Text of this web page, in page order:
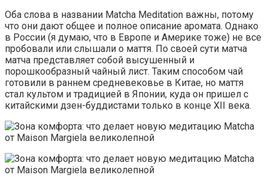
Оба слова в названии Matcha Meditation важны, потому
что они дают общее и полное описание аромата. Однако
в России (я думаю, что в Европе и Америке тоже) не все
пробовали или слышали о маття. По своей сути матча
матча представляет собой высушенный и
порошкообразный чайный лист. Таким способом чай
готовили в раннем средневековье в Китае, но маття
стал культом и традицией в Японии, куда он пришел с
китайскими дзен-буддистами только в конце XII века.